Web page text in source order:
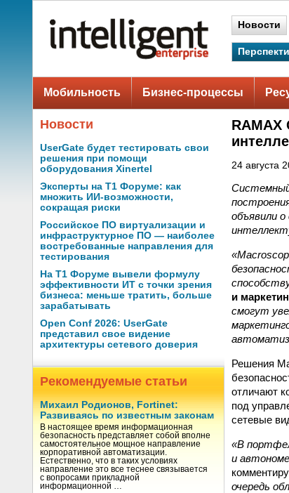
Новости
Мобильность Бизнес-процессы
Новости
UserGate будет тестировать свои
решения при помощи
оборудования Xinertel
Эксперты на Т1 Форуме: как
множить ИИ-возможности,
сокращая риски
Российское ПО виртуализации и
инфраструктурное ПО — наиболее
востребованные направления для
тестирования
На Т1 Форуме вывели формулу
эффективности ИТ с точки зрения
бизнеса: меньше тратить, больше
зарабатывать
Open Conf 2026: UserGate
представил свое видение
архитектуры сетевого доверия
Рекомендуемые статьи
Михаил Родионов, Fortinet:
Развиваясь по известным законам
В настоящее время информационная
безопасность представляет собой вполне
самостоятельное мощное направление
корпоративной автоматизации.
Естественно, что в таких условиях
направление это все теснее связывается
с вопросами прикладной
информационной …
RAMAX
24 августа
Системный
объявили
и
смогут
Решения
отличают
под
сетевые
«В
и
очередь